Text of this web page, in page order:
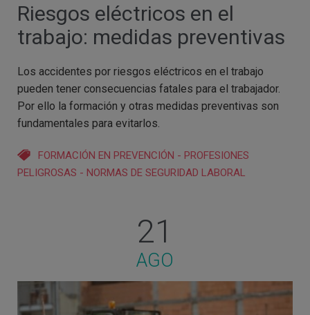
Riesgos eléctricos en el
trabajo: medidas preventivas
Los accidentes por riesgos eléctricos en el trabajo
pueden tener consecuencias fatales para el trabajador.
Por ello la formación y otras medidas preventivas son
fundamentales para evitarlos.
FORMACIÓN EN PREVENCIÓN - PROFESIONES
PELIGROSAS - NORMAS DE SEGURIDAD LABORAL
21
AGO